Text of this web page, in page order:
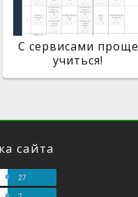
С сервисами проще
учиться!
сайта
27